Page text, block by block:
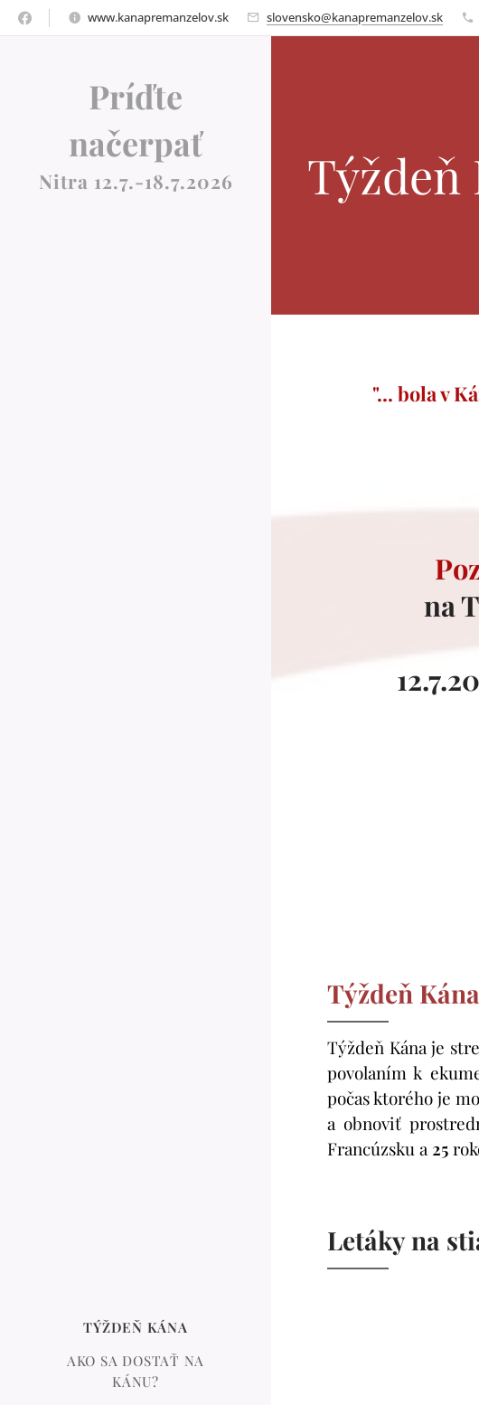
www.kanapremanzelov.sk slovensko@kanapremanzelov.sk
Príďte
načerpať
Nitra 12.7.-18.7.2026
TÝŽDEŇ KÁNA
AKO SA DOSTAŤ NA
KÁNU?
Týždeň
"... bola v
na
Týždeň Kána
Týždeň Kána je
povolaním k
počas ktorého je
a obnoviť
Francúzsku a 25
Letáky na